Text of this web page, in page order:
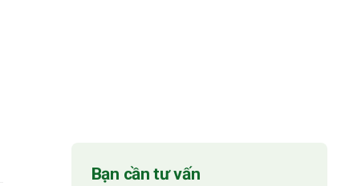
Bạn cần tư vấn